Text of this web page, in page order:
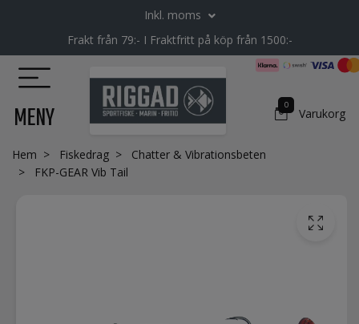
Inkl. moms
Frakt från 79:- I Fraktfritt på köp från 1500:-
MENY 0
Varukorg
Hem Fiskedrag
Chatter & Vibrationsbeten
FKP-GEAR Vib Tail